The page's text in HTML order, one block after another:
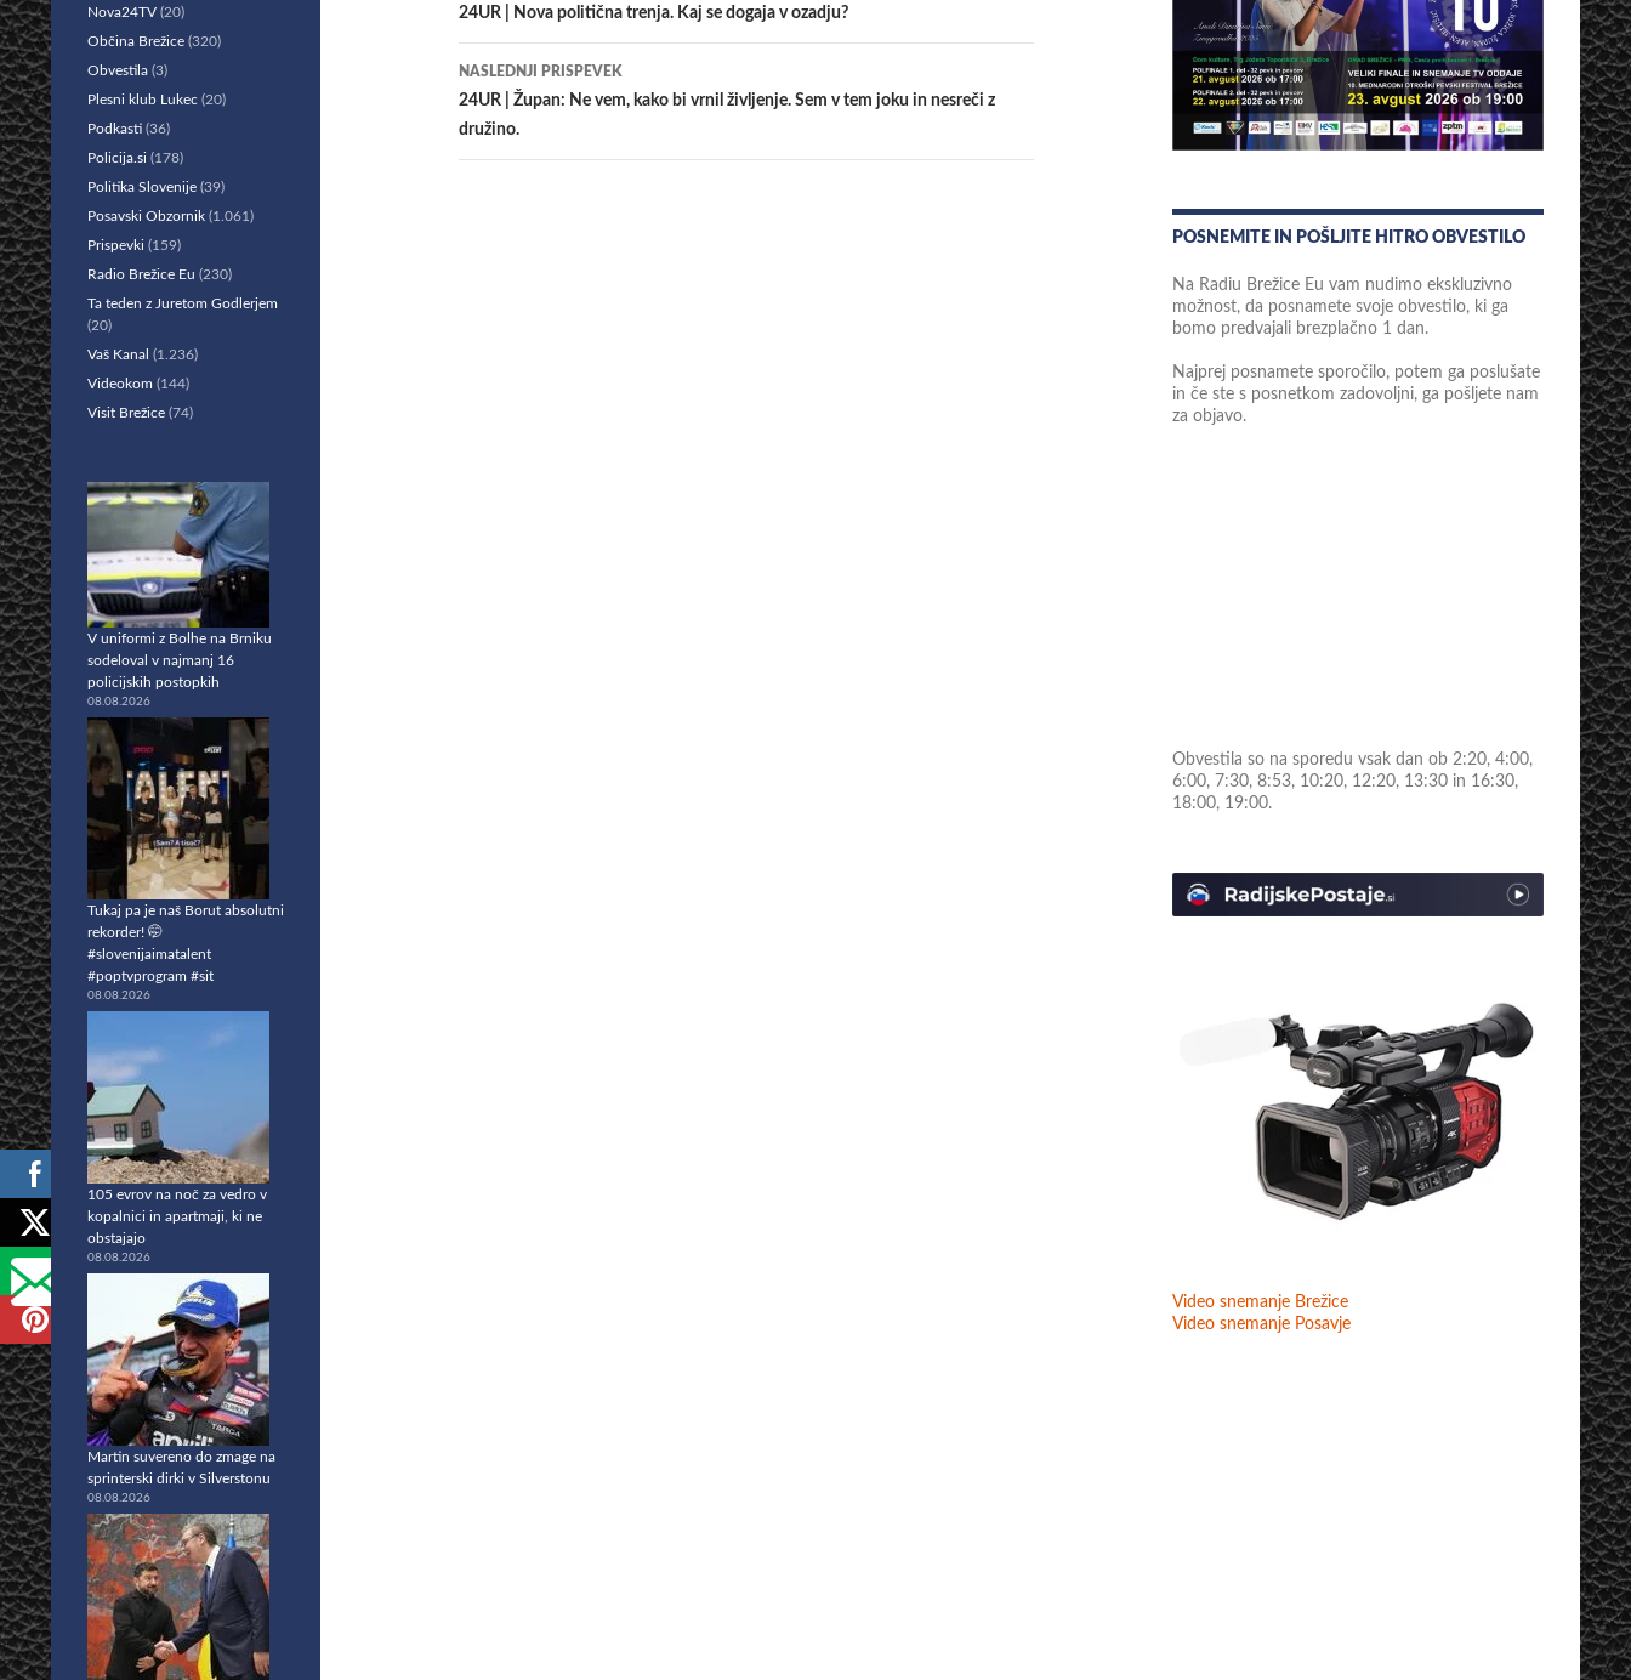
po
prispevkih
24UR | Nova politična trenja. Kaj se dogaja v ozadju?
NASLEDNJI PRISPEVEK
24UR | Župan: Ne vem, kako bi vrnil življenje. Sem v tem joku in nesreči z
družino.
POSNEMITE IN POŠLJITE HITRO OBVESTILO
Na Radiu Brežice Eu vam nudimo ekskluzivno
možnost, da posnamete svoje obvestilo, ki ga
bomo predvajali brezplačno 1 dan.
Najprej posnamete sporočilo, potem ga poslušate
in če ste s posnetkom zadovoljni, ga pošljete nam
za objavo.
Obvestila so na sporedu vsak dan ob 2:20, 4:00,
6:00, 7:30, 8:53, 10:20, 12:20, 13:30 in 16:30,
18:00, 19:00.
Video snemanje Brežice
Video snemanje Posavje
Nova24TV (20)
Občina Brežice (320)
Obvestila (3)
Plesni klub Lukec (20)
Podkasti (36)
Policija.si (178)
Politika Slovenije (39)
Posavski Obzornik (1.061)
Prispevki (159)
Radio Brežice Eu (230)
Ta teden z Juretom Godlerjem
(20)
Vaš Kanal (1.236)
Videokom (144)
Visit Brežice (74)
V uniformi z Bolhe na Brniku
sodeloval v najmanj 16
policijskih postopkih
08.08.2026
Tukaj pa je naš Borut absolutni
rekorder! 🤭
#slovenijaimatalent
#poptvprogram #sit
08.08.2026
105 evrov na noč za vedro v
kopalnici in apartmaji, ki ne
obstajajo
08.08.2026
Martin suvereno do zmage na
sprinterski dirki v Silverstonu
08.08.2026